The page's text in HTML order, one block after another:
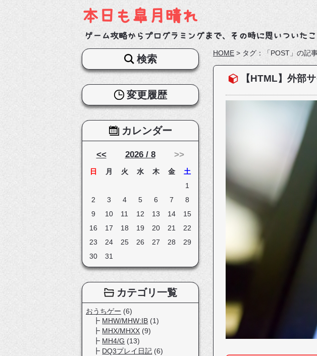
本日も皐月晴れ
ゲーム攻略からプログラミングまで、その時に思いついた
HOME > タグ：「POST」の記
【HTML】外部
検索
変更履歴
カレンダー
<< 2026 / 8 >>
日 月 火 水 木 金
土
1
2
3 4 5 6 7
8
9
10 11 12 13 14
15
16
17 18 19 20 21
22
23
24 25 26 27 28
29
30
31
カテゴリ一覧
おうちゲー (6)
MHW/MHW:IB (1)
MHX/MHXX (9)
MH4/G (13)
DQ3プレイ日記 (6)